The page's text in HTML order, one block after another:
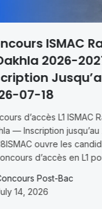
2026 –
Concours
Maîtres de
Mohammed
29 Maîtres de
des
Actualités
Read More